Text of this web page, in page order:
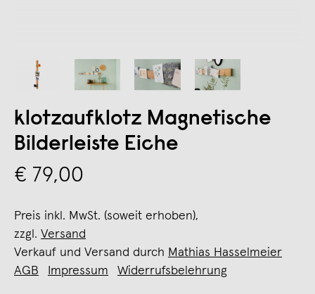
klotzaufklotz Magnetische
Bilderleiste Eiche
€ 79,00
Preis inkl. MwSt. (soweit erhoben),
zzgl. Versand
Verkauf und Versand durch Mathias Hasselmeier
AGB
Impressum Widerrufsbelehrung